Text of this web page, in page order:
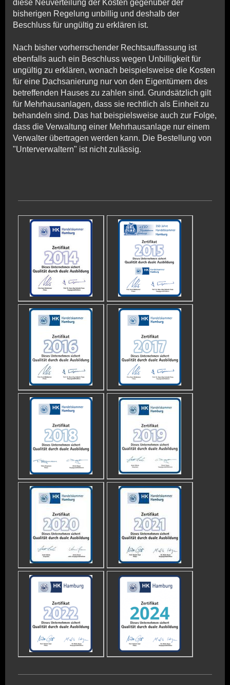
diese Neuverteilung der Kosten gegenüber der
bisherigen Regelung unbillig und deshalb der
Beschluss für ungültig zu erklären ist.
Nach bisher vorherrschender Rechtsauffassung ist
ebenfalls auch ein Beschluss wegen Unbilligkeit für
ungültig zu erklären, wonach beispielsweise die Kosten
für eine Dachsanierung nur von den Eigentümern des
betreffenden Hauses zu zahlen sind. Grundsätzlich gilt
für Mehrhausanlagen, dass sie rechtlich als Einheit zu
behandeln sind. Das hat beispielsweise auch zur Folge,
dass die Verwaltung einer Mehrhausanlage nur einem
Verwalter übertragen werden kann. Die Bestellung von
"Unterverwaltern" ist nicht zulässig.